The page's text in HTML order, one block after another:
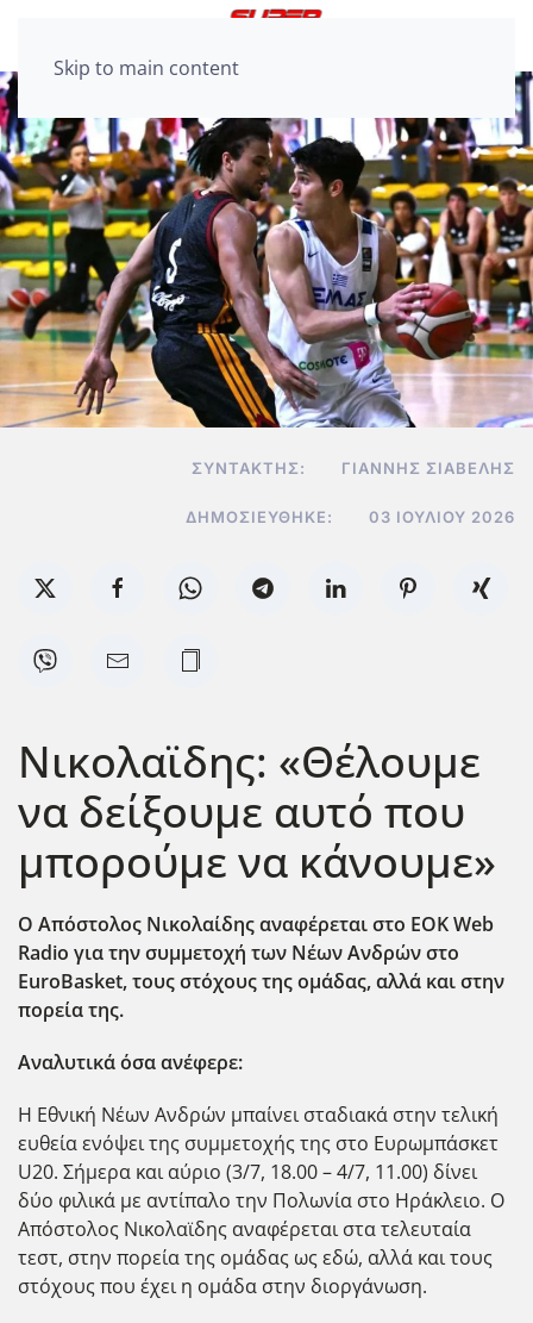
Skip to main content
ΣΥΝΤΆΚΤΗΣ: ΓΙΆΝΝΗΣ ΣΙΑΒΕΛΉΣ
ΔΗΜΟΣΙΕΎΘΗΚΕ: 03 ΙΟΥΛΊΟΥ 2026
Νικολαϊδης: «Θέλουμε
να δείξουμε αυτό που
μπορούμε να κάνουμε»
Ο Απόστολος Νικολαίδης αναφέρεται στο EOK Web
Radio για την συμμετοχή των Νέων Ανδρών στο
EuroBasket, τους στόχους της ομάδας, αλλά και στην
πορεία της.
Αναλυτικά όσα ανέφερε:
Η Εθνική Νέων Ανδρών μπαίνει σταδιακά στην τελική
ευθεία ενόψει της συμμετοχής της στο Ευρωμπάσκετ
U20. Σήμερα και αύριο (3/7, 18.00 – 4/7, 11.00) δίνει
δύο φιλικά με αντίπαλο την Πολωνία στο Ηράκλειο. Ο
Απόστολος Νικολαϊδης αναφέρεται στα τελευταία
τεστ, στην πορεία της ομάδας ως εδώ, αλλά και τους
στόχους που έχει η ομάδα στην διοργάνωση.